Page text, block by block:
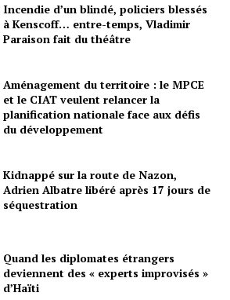
Incendie d’un blindé, policiers blessés
à Kenscoff… entre-temps, Vladimir
Paraison fait du théâtre
Aménagement du territoire : le MPCE
et le CIAT veulent relancer la
planification nationale face aux défis
du développement
Kidnappé sur la route de Nazon,
Adrien Albatre libéré après 17 jours de
séquestration
Quand les diplomates étrangers
deviennent des « experts improvisés »
d’Haïti